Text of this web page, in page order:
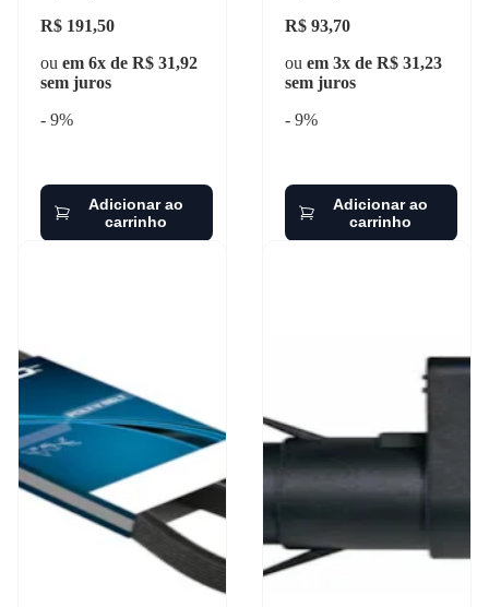
R$ 191,50
ou em 6x de R$ 31,92
sem juros
- 9%
Adicionar ao
carrinho
R$ 93,70
ou em 3x de R$ 31,23
sem juros
- 9%
Adicionar ao
carrinho